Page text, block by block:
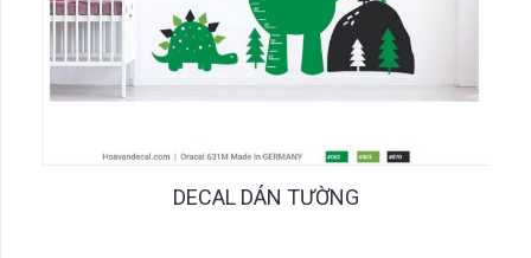
DECAL DÁN TƯỜNG